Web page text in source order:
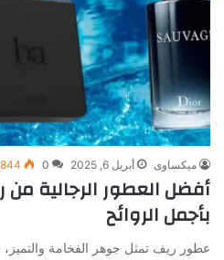
ميكساوى أبريل 6, 2025 0
844
أفضل العطور الرجالية من
بأجمل الروائح
عطور ريف تمثل جوهر الفخامة